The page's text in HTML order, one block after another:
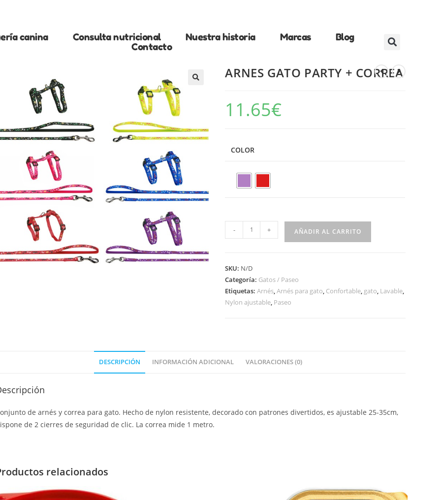
canina Consulta nutricional Nuestra historia Marcas
Blog
Contacto
ARNES GATO PARTY + CORREA
11.65€
COLOR
- + AÑADIR AL CARRITO
SKU: N/D
Categoría: Gatos / Paseo
Etiquetas:Arnés,Arnés para gato, Confortable, gato, Lavable,
Nylon ajustable, Paseo
DESCRIPCIÓN INFORMACIÓN ADICIONAL VALORACIONES (0)
de arnés y correa para gato. Hecho de nylon resistente, decorado con patrones divertidos, es ajustable 25-35cm,
de 2 cierres de seguridad de clic. La correa mide 1 metro.
relacionados